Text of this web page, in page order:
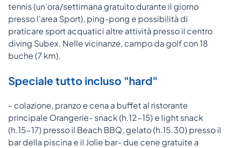
tennis (un’ora/settimana gratuito durante il giorno
presso l’area Sport), ping-pong e possibilità di
praticare sport acquatici altre attività presso il centro
diving Subex. Nelle vicinanze, campo da golf con 18
buche (7 km).
Speciale tutto incluso "hard"
- colazione, pranzo e cena a buffet al ristorante
principale Orangerie- snack (h.12-15) e light snack
(h.15-17) presso il Beach BBQ, gelato (h.15.30) presso il
bar della piscina e il Jolie bar- due cene gratuite a